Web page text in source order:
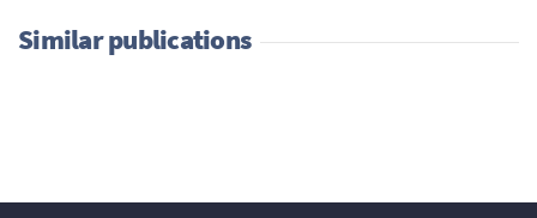
Similar publications